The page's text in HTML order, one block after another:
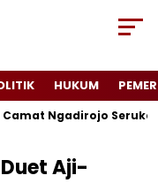
HUKUM
Ngadirojo
Aji-